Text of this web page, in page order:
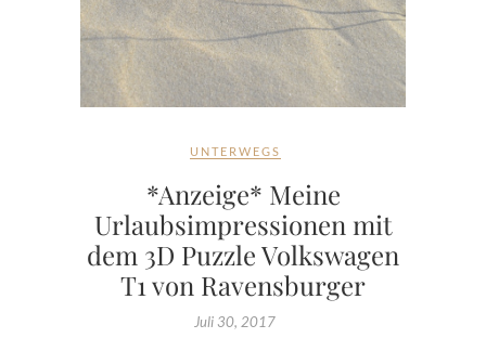
UNTERWEGS
*Anzeige* Meine
Urlaubsimpressionen mit
dem 3D Puzzle Volkswagen
T1 von Ravensburger
Juli 30, 2017